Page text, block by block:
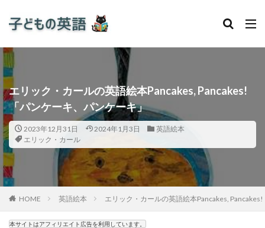
エリック・カールの英語絵本Pancakes, Pancakes!
「パンケーキ、パンケーキ」
2023年12月31日 2024年1月3日
英語絵本
エリック・カール
HOME 英語絵本 エリック・カールの英語絵本Pancakes,
本サイトはアフィリエイト広告を利用しています。